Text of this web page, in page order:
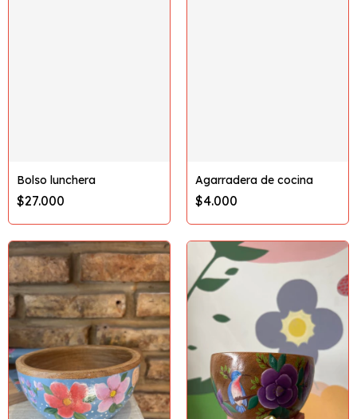
Bolso lunchera
$27.000
Agarradera de cocina
$4.000